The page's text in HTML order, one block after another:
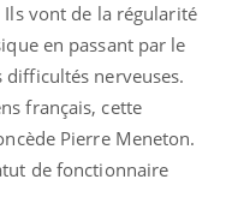
vont de la régularité
en passant par le
nerveuses.
français, cette
Pierre Meneton.
de fonctionnaire